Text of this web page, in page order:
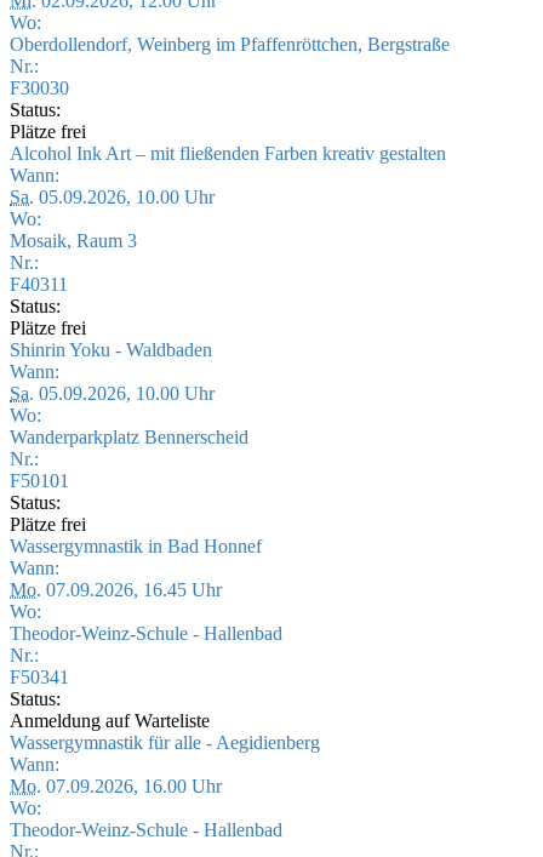
Wo:
Oberdollendorf, Weinberg im Pfaffenröttchen, Bergstraße
Nr.:
F30030
Status:
Plätze frei
Alcohol Ink Art – mit fließenden Farben kreativ gestalten
Wann:
Sa. 05.09.2026, 10.00 Uhr
Wo:
Mosaik, Raum 3
Nr.:
F40311
Status:
Plätze frei
Shinrin Yoku - Waldbaden
Wann:
Sa. 05.09.2026, 10.00 Uhr
Wo:
Wanderparkplatz Bennerscheid
Nr.:
F50101
Status:
Plätze frei
Wassergymnastik in Bad Honnef
Wann:
Mo. 07.09.2026, 16.45 Uhr
Wo:
Theodor-Weinz-Schule - Hallenbad
Nr.:
F50341
Status:
Anmeldung auf Warteliste
Wassergymnastik für alle - Aegidienberg
Wann:
Mo. 07.09.2026, 16.00 Uhr
Wo:
Theodor-Weinz-Schule - Hallenbad
Nr.: